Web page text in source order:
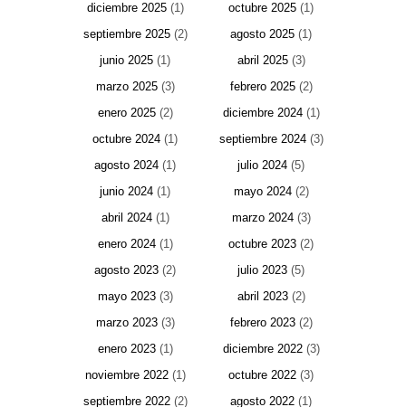
diciembre 2025(1) octubre 2025 (1)
septiembre 2025(2) agosto 2025 (1)
junio 2025 (1) abril 2025(3)
marzo 2025(3) febrero 2025(2)
enero 2025(2) diciembre 2024(1)
octubre 2024 (1) septiembre 2024(3)
agosto 2024 (1) julio 2024 (5)
junio 2024 (1) mayo 2024(2)
abril 2024(1) marzo 2024(3)
enero 2024(1) octubre 2023 (2)
agosto 2023 (2) julio 2023 (5)
mayo 2023(3) abril 2023(2)
marzo 2023(3) febrero 2023(2)
enero 2023(1) diciembre 2022(3)
noviembre 2022(1) octubre 2022 (3)
septiembre 2022(2) agosto 2022 (1)